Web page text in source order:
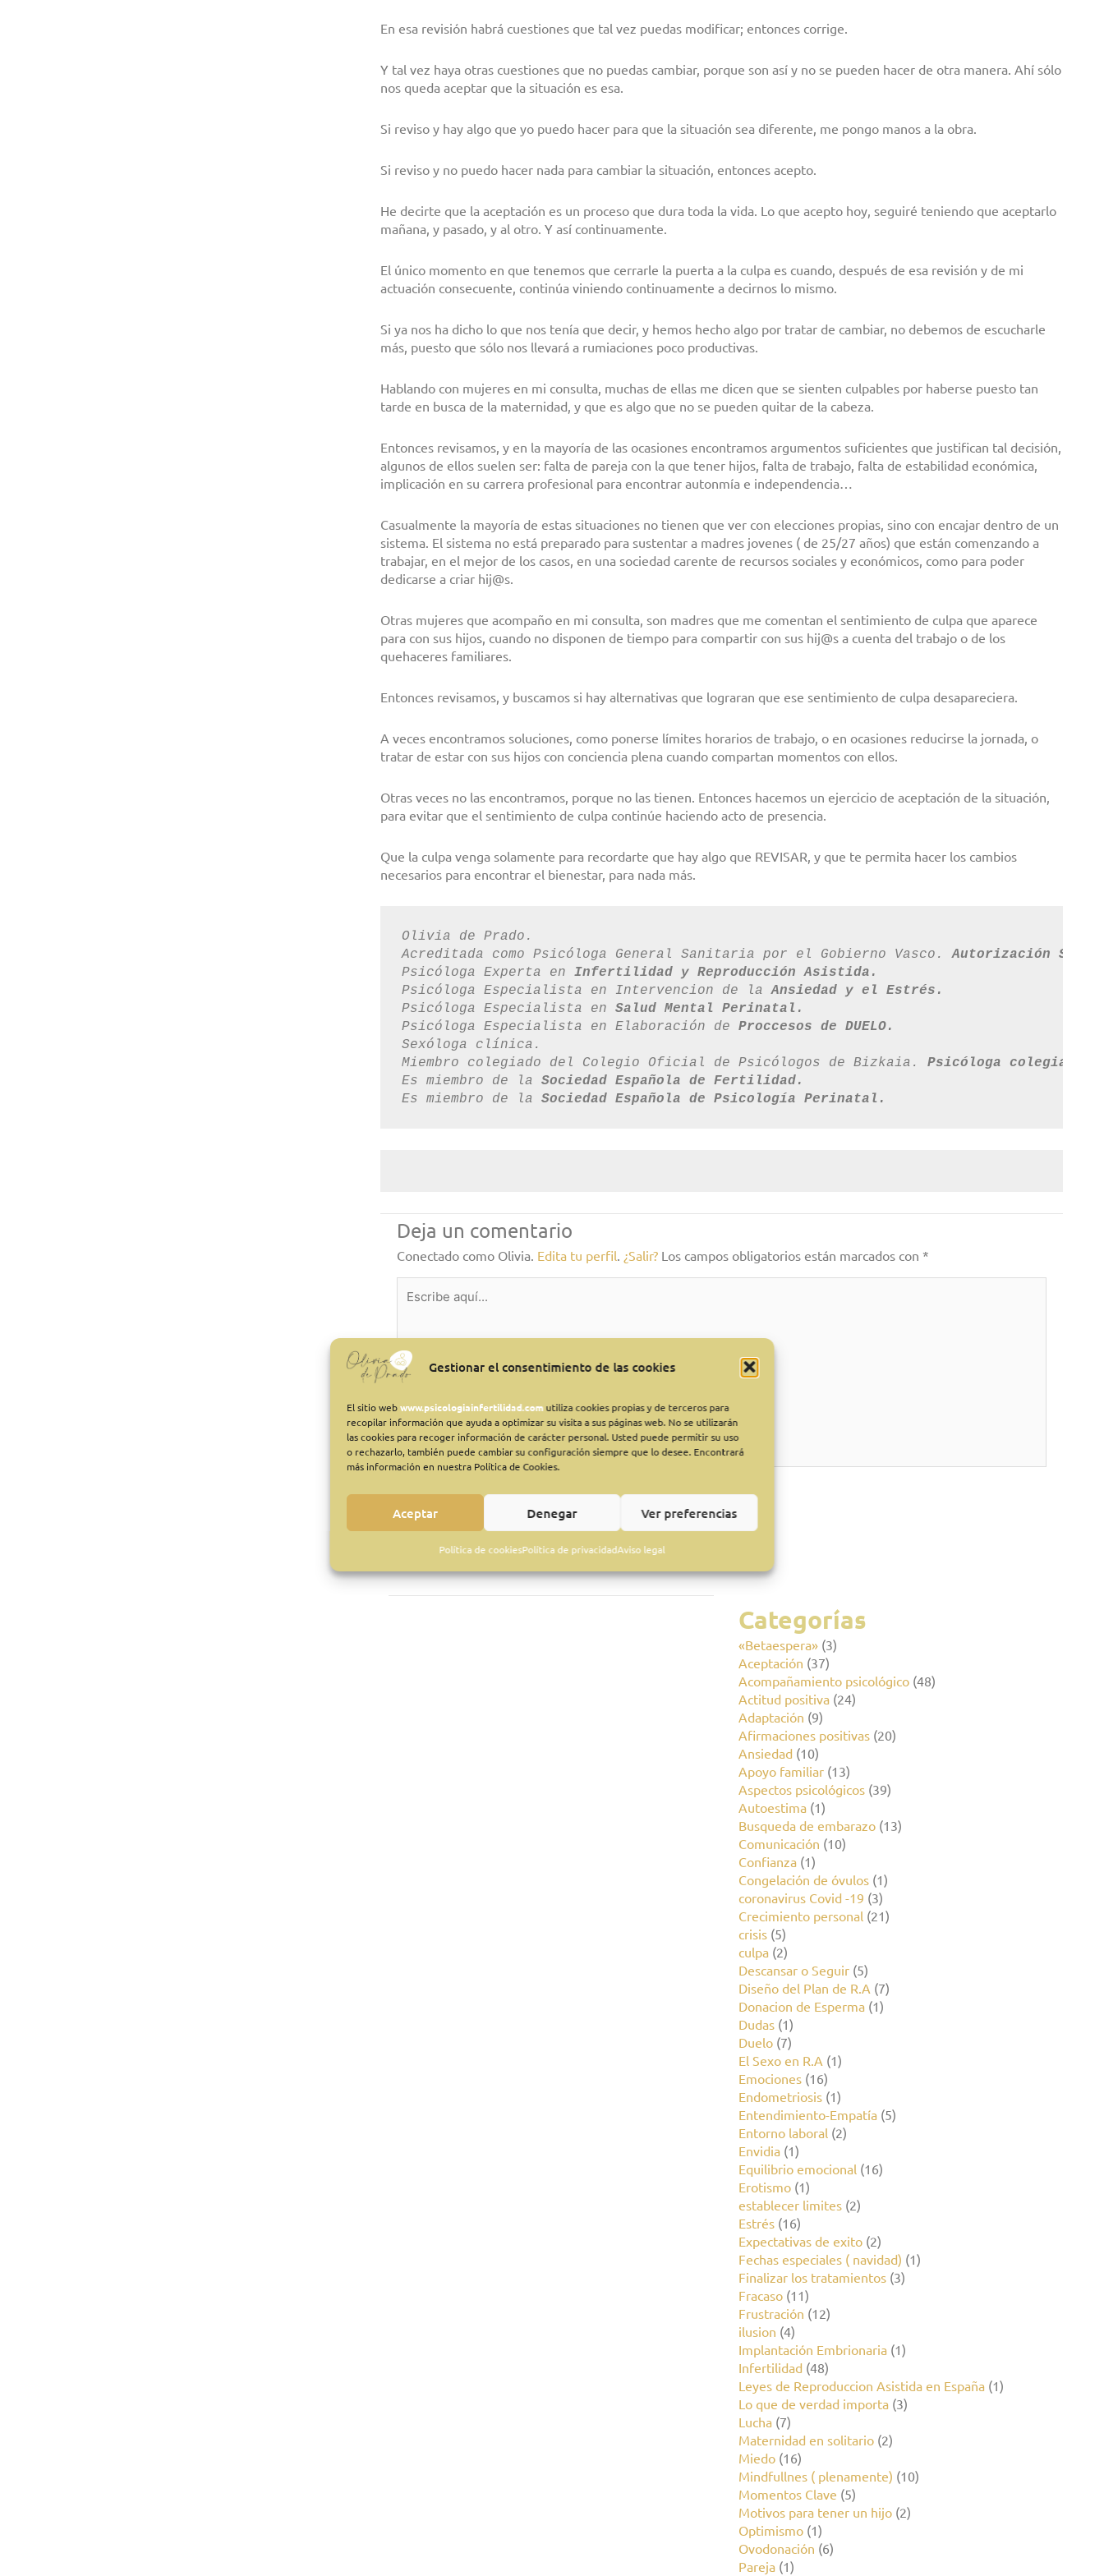
Gestionar el consentimiento de las cookies
El sitio webwww.psicologiainfertilidad.com utiliza cookies propias y de terceros para
recopilar información que ayuda a optimizar su visita a sus páginas web. No se utilizarán
las cookies para recoger información de carácter personal. Usted puede permitir su uso
o rechazarlo, también puede cambiar su configuración siempre que lo desee. Encontrará
más información en nuestra Política de Cookies.
Aceptar Denegar Ver preferencias
Política de cookiesPolítica de privacidadAviso legal
En esa revisión habrá cuestiones que tal vez puedas modificar; entonces corrige.
Y tal vez haya otras cuestiones que no puedas cambiar, porque son así y no se pueden hacer de otra manera. Ahí sólo
nos queda aceptar que la situación es esa.
Si reviso y hay algo que yo puedo hacer para que la situación sea diferente, me pongo manos a la obra.
Si reviso y no puedo hacer nada para cambiar la situación, entonces acepto.
He decirte que la aceptación es un proceso que dura toda la vida. Lo que acepto hoy, seguiré teniendo que aceptarlo
mañana, y pasado, y al otro. Y así continuamente.
El único momento en que tenemos que cerrarle la puerta a la culpa es cuando, después de esa revisión y de mi
actuación consecuente, continúa viniendo continuamente a decirnos lo mismo.
Si ya nos ha dicho lo que nos tenía que decir, y hemos hecho algo por tratar de cambiar, no debemos de escucharle
más, puesto que sólo nos llevará a rumiaciones poco productivas.
Hablando con mujeres en mi consulta, muchas de ellas me dicen que se sienten culpables por haberse puesto tan
tarde en busca de la maternidad, y que es algo que no se pueden quitar de la cabeza.
Entonces revisamos, y en la mayoría de las ocasiones encontramos argumentos suficientes que justifican tal decisión,
algunos de ellos suelen ser: falta de pareja con la que tener hijos, falta de trabajo, falta de estabilidad económica,
implicación en su carrera profesional para encontrar autonmía e independencia…
Casualmente la mayoría de estas situaciones no tienen que ver con elecciones propias, sino con encajar dentro de un
sistema. El sistema no está preparado para sustentar a madres jovenes ( de 25/27 años) que están comenzando a
trabajar, en el mejor de los casos, en una sociedad carente de recursos sociales y económicos, como para poder
dedicarse a criar hij@s.
Otras mujeres que acompaño en mi consulta, son madres que me comentan el sentimiento de culpa que aparece
para con sus hijos, cuando no disponen de tiempo para compartir con sus hij@s a cuenta del trabajo o de los
quehaceres familiares.
Entonces revisamos, y buscamos si hay alternativas que lograran que ese sentimiento de culpa desapareciera.
A veces encontramos soluciones, como ponerse límites horarios de trabajo, o en ocasiones reducirse la jornada, o
tratar de estar con sus hijos con conciencia plena cuando compartan momentos con ellos.
Otras veces no las encontramos, porque no las tienen. Entonces hacemos un ejercicio de aceptación de la situación,
para evitar que el sentimiento de culpa continúe haciendo acto de presencia.
Que la culpa venga solamente para recordarte que hay algo que REVISAR, y que te permita hacer los cambios
necesarios para encontrar el bienestar, para nada más.
Olivia de Prado.
Acreditada como Psicóloga General Sanitaria por el Gobierno Vasco. Autorización
Psicóloga Experta en Infertilidad y Reproducción Asistida.
Psicóloga Especialista en Intervencion de la Ansiedad y el Estrés.
Psicóloga Especialista en Salud Mental Perinatal.
Psicóloga Especialista en Elaboración de Proccesos de DUELO.
Sexóloga clínica.
Miembro colegiado del Colegio Oficial de Psicólogos de Bizkaia. Psicóloga colegiada
Es miembro de la Sociedad Española de Fertilidad.
Es miembro de la Sociedad Española de Psicología Perinatal.
Deja un comentario
Conectado como Olivia. Edita tu perfil ¿Salir? Los campos obligatorios están marcados con*
aquí…
Categorías
«Betaespera»(3)
Aceptación (37)
Acompañamiento psicológico(48)
Actitud positiva(24)
Adaptación (9)
Afirmaciones positivas(20)
Ansiedad (10)
Apoyo familiar(13)
Aspectos psicológicos(39)
Autoestima(1)
Busqueda de embarazo(13)
Comunicación (10)
Confianza(1)
Congelación de óvulos(1)
coronavirus Covid -19 (3)
Crecimiento personal (21)
crisis(5)
culpa(2)
Descansar o Seguir(5)
Diseño del Plan de R.A (7)
Donacion de Esperma(1)
Dudas(1)
Duelo(7)
El Sexo en R.A (1)
Emociones(16)
Endometriosis(1)
Entendimiento-Empatía(5)
Entorno laboral (2)
Envidia(1)
Equilibrio emocional (16)
Erotismo(1)
establecer limites(2)
Estrés(16)
Expectativas de exito(2)
Fechas especiales ( navidad) (1)
Finalizar los tratamientos(3)
Fracaso(11)
Frustración (12)
ilusion (4)
Implantación Embrionaria(1)
Infertilidad (48)
Leyes de Reproduccion Asistida en España(1)
Lo que de verdad importa(3)
Lucha(7)
Maternidad en solitario(2)
Miedo(16)
Mindfullnes ( plenamente) (10)
Momentos Clave (5)
Motivos para tener un hijo(2)
Optimismo(1)
Ovodonación (6)
Pareja(1)